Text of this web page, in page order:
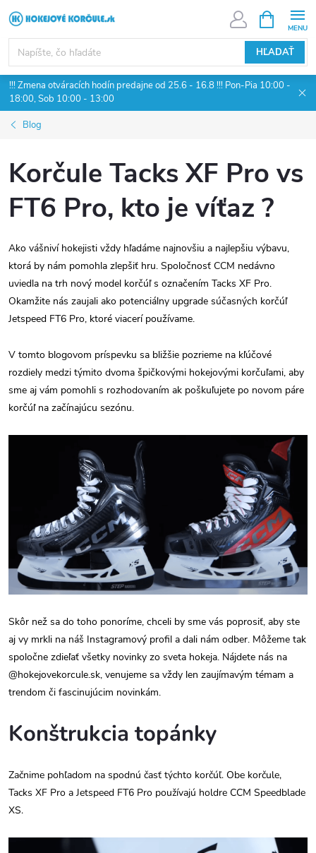
Prejsť
na
obsah
HĽADAŤ
KOŠÍK
!!! Zmena otváracích hodín predajne od 25.6 - 16.8 !!! Pon-Pia 10:00 -
18:00, Sob 10:00 - 13:00
Blog
Korčule Tacks XF Pro vs
FT6 Pro, kto je víťaz ?
Ako vášniví hokejisti vždy hľadáme najnovšiu a najlepšiu výbavu,
ktorá by nám pomohla zlepšiť hru. Spoločnosť CCM nedávno
uviedla na trh nový model korčúľ s označením Tacks XF Pro.
Okamžite nás zaujali ako potenciálny upgrade súčasných korčúľ
Jetspeed FT6 Pro, ktoré viacerí používame.
V tomto blogovom príspevku sa bližšie pozrieme na kľúčové
rozdiely medzi týmito dvoma špičkovými hokejovými korčuľami, aby
sme aj vám pomohli s rozhodovaním ak poškuľujete po novom páre
korčúľ na začínajúcu sezónu.
Skôr než sa do toho ponoríme, chceli by sme vás poprosiť, aby ste
aj vy mrkli na náš Instagramový profil a dali nám odber. Môžeme tak
spoločne zdieľať všetky novinky zo sveta hokeja. Nájdete nás na
@hokejovekorcule.sk, venujeme sa vždy len zaujímavým témam a
trendom či fascinujúcim novinkám.
Konštrukcia topánky
Začnime pohľadom na spodnú časť týchto korčúľ. Obe korčule,
Tacks XF Pro a Jetspeed FT6 Pro používajú holdre CCM Speedblade
XS.